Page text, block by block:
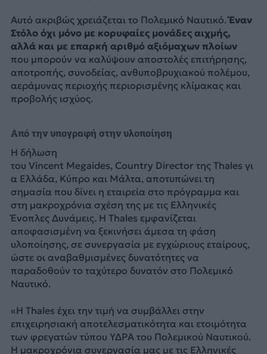
Αυτό ακριβώς χρειάζεται το Πολεμικό Ναυτικό.Έναν
Στόλο όχι μόνο με κορυφαίες μονάδες αιχμής,
αλλά και με επαρκή αριθμό αξιόμαχων πλοίων
που μπορούν να καλύψουν αποστολές επιτήρησης,
αποτροπής, συνοδείας, ανθυποβρυχιακού πολέμου,
αεράμυνας περιοχής περιορισμένης κλίμακας και
προβολής ισχύος.
Από την υπογραφή στην υλοποίηση
Η δήλωση
του Vincent Megaides, Country Director της Thales γι
α Ελλάδα, Κύπρο και Μάλτα, αποτυπώνει τη
σημασία που δίνει η εταιρεία στο πρόγραμμα και
στη μακροχρόνια σχέση της με τις Ελληνικές
Ένοπλες Δυνάμεις. Η Thales εμφανίζεται
αποφασισμένη να ξεκινήσει άμεσα τη φάση
υλοποίησης, σε συνεργασία με εγχώριους εταίρους,
ώστε οι αναβαθμισμένες δυνατότητες να
παραδοθούν το ταχύτερο δυνατόν στο Πολεμικό
Ναυτικό.
«Η Thales έχει την τιμή να συμβάλλει στην
επιχειρησιακή αποτελεσματικότητα και ετοιμότητα
των φρεγατών τύπου ΥΔΡΑ του Πολεμικού Ναυτικού.
Η μακροχρόνια συνεργασία μας με τις Ελληνικές